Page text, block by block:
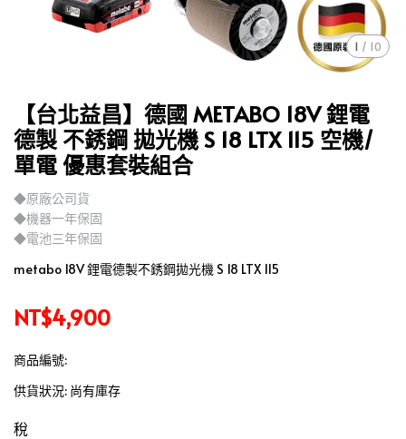
1 / 10
【台北益昌】德國 METABO 18V 鋰電
德製 不銹鋼 拋光機 S 18 LTX 115 空機/
單電 優惠套裝組合
◆原廠公司貨
◆機器一年保固
◆電池三年保固
metabo 18V 鋰電德製不銹鋼拋光機 S 18 LTX 115
NT$4,900
商品編號:
供貨狀況: 尚有庫存
稅